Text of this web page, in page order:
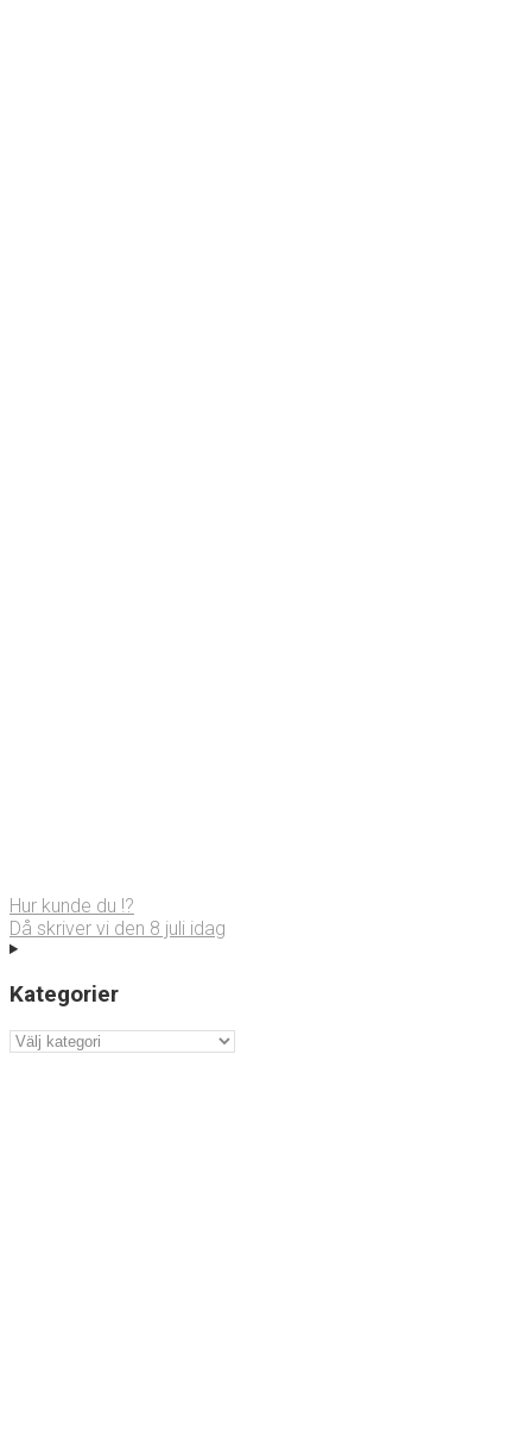
Hur kunde du !?
Då skriver vi den 8 juli idag
Kategorier
Kategorier